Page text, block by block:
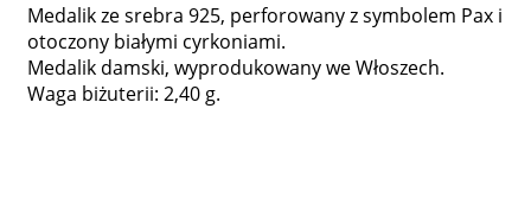
Medalik ze srebra 925, perforowany z symbolem Pax i
otoczony białymi cyrkoniami.
Medalik damski, wyprodukowany we Włoszech.
Waga biżuterii: 2,40 g.